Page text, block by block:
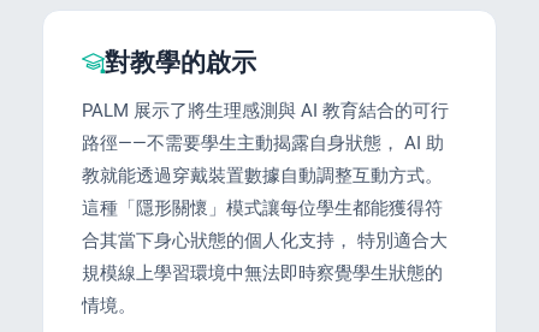
對教學的啟示
PALM 展示了將生理感測與 AI 教育結合的可行
路徑——不需要學生主動揭露自身狀態， AI 助
教就能透過穿戴裝置數據自動調整互動方式。
這種「隱形關懷」模式讓每位學生都能獲得符
合其當下身心狀態的個人化支持， 特別適合大
規模線上學習環境中無法即時察覺學生狀態的
情境。